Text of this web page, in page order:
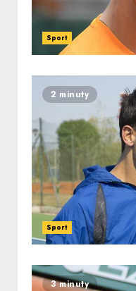
Sport
2 minuty
Sport
3 minuty